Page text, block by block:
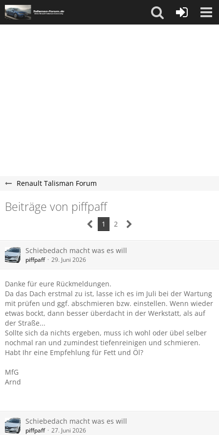
Renault Talisman Forum
Beiträge von piffpaff
1 2
Schiebedach macht was es will
piffpaff 29. Juni 2026
Danke für eure Rückmeldungen.
Da das Dach erstmal zu ist, lasse ich es im Juli bei der Wartung
mit prüfen und ggf. abschmieren bzw. einstellen. Wenn wieder
etwas bockt, dann besser überdacht in der Werkstatt, als auf
der Straße...
Sollte sich da nichts ergeben, muss ich wohl oder übel selber
nochmal ran und zumindest tiefenreinigen und schmieren.
Habt Ihr eine Empfehlung für Fett und Öl?
MfG
Arnd
Schiebedach macht was es will
piffpaff 27. Juni 2026